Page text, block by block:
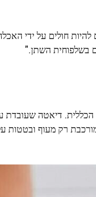
חולים על ידי
בשלפוחית השתן."
הכללית. דיאטה שעובדת
רק מעוף ובטטות